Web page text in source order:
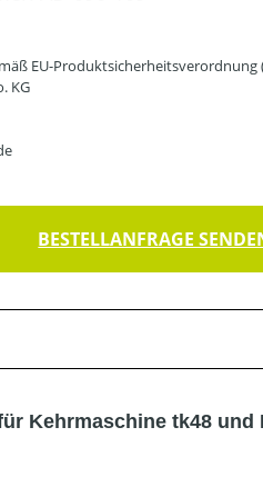
EU-Produktsicherheitsverordnung
KG
BESTELLANFRAGE
Kehrmaschine tk48 und